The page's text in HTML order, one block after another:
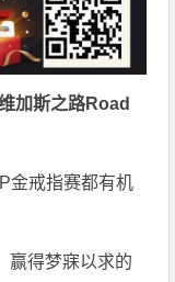
加斯之路Road
金戒指赛都有机
赢得梦寐以求的